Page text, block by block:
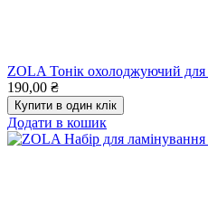
ZOLA Тонік охолоджуючий для
190,00 ₴
Купити в один клік
Додати в кошик